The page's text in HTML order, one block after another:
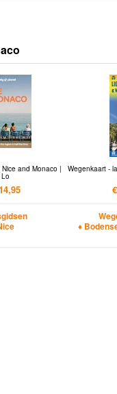
and Monaco |
Lo
Wegenkaart -
♦